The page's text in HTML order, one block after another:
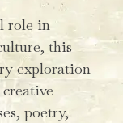
role in
this
exploration
poetry,